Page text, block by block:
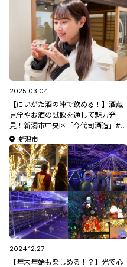
2025.03.04
【にいがた酒の陣で飲める！】酒蔵
見学やお酒の試飲を通して魅力発
見！新潟市中央区「今代司酒造」#新
潟観光
新潟市
2024.12.27
【年末年始も楽しめる！？】光で心